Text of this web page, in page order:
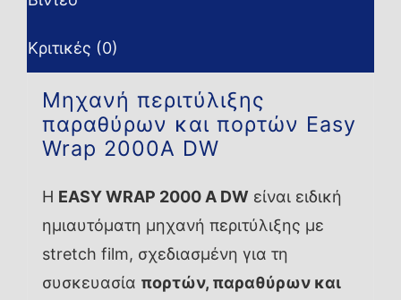
Κριτικές (0)
Μηχανή περιτύλιξης
παραθύρων και πορτών Easy
Wrap 2000A DW
Η EASY WRAP 2000 A DW είναι ειδική
ημιαυτόματη μηχανή περιτύλιξης με
stretch film, σχεδιασμένη για τη
συσκευασία πορτών, παραθύρων και